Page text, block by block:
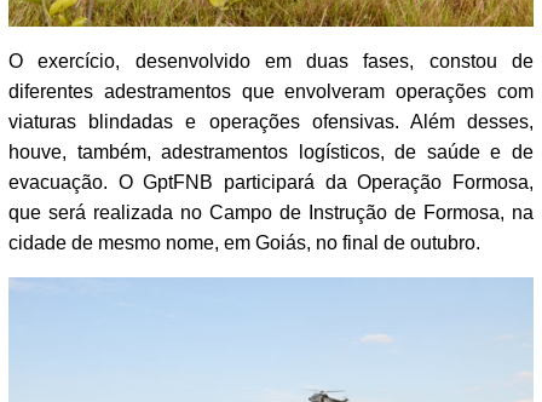
O exercício, desenvolvido em duas fases, constou de
diferentes adestramentos que envolveram operações com
viaturas blindadas e operações ofensivas. Além desses,
houve, também, adestramentos logísticos, de saúde e de
evacuação. O GptFNB participará da Operação Formosa,
que será realizada no Campo de Instrução de Formosa, na
cidade de mesmo nome, em Goiás, no final de outubro.